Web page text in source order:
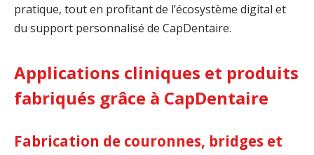
pratique, tout en profitant de l’écosystème digital et
du support personnalisé de CapDentaire.
Applications cliniques et produits
fabriqués grâce à CapDentaire
Fabrication de couronnes, bridges et